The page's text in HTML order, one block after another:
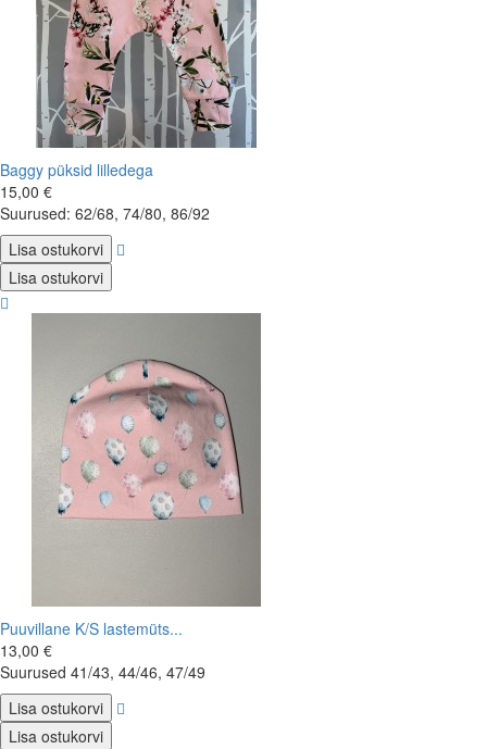
Baggy püksid lilledega
15,00 €
Suurused: 62/68, 74/80, 86/92
Lisa ostukorvi
Lisa ostukorvi
Puuvillane K/S lastemüts...
13,00 €
Suurused 41/43, 44/46, 47/49
Lisa ostukorvi
Lisa ostukorvi